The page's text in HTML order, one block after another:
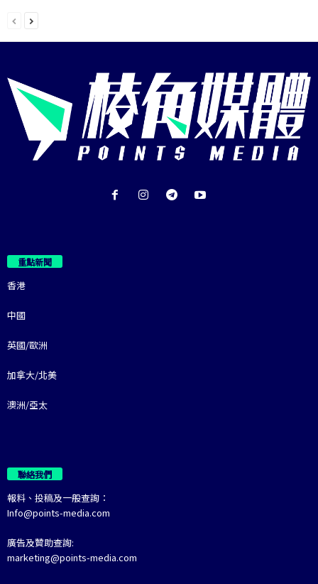
重點新聞
香港
中國
英國/歐洲
加拿大/北美
澳洲/亞太
聯絡我們
報料、投稿及一般查詢：
Info@points-media.com
廣告及贊助查詢:
marketing@points-media.com